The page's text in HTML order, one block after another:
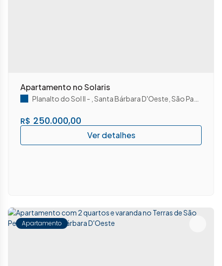
Apartamento no Solaris
R$ 250.000,00
Planalto do Sol II Santa Bárbara D'Oeste São Paulo
Apartamento